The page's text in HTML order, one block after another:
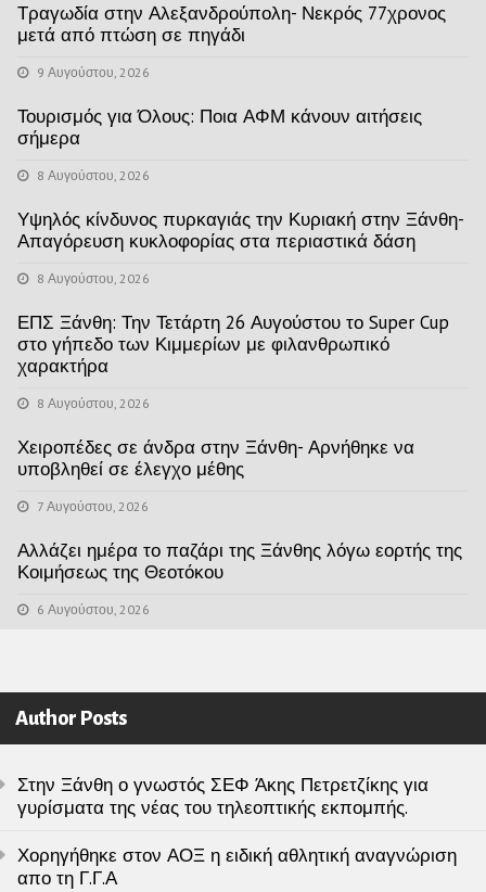
Τραγωδία στην Αλεξανδρούπολη- Νεκρός 77χρονος
μετά από πτώση σε πηγάδι
9 Αυγούστου, 2026
Τουρισμός για Όλους: Ποια ΑΦΜ κάνουν αιτήσεις
σήμερα
8 Αυγούστου, 2026
Υψηλός κίνδυνος πυρκαγιάς την Κυριακή στην Ξάνθη-
Απαγόρευση κυκλοφορίας στα περιαστικά δάση
8 Αυγούστου, 2026
ΕΠΣ Ξάνθη: Την Τετάρτη 26 Αυγούστου το Super Cup
στο γήπεδο των Κιμμερίων με φιλανθρωπικό
χαρακτήρα
8 Αυγούστου, 2026
Χειροπέδες σε άνδρα στην Ξάνθη- Αρνήθηκε να
υποβληθεί σε έλεγχο μέθης
7 Αυγούστου, 2026
Αλλάζει ημέρα το παζάρι της Ξάνθης λόγω εορτής της
Κοιμήσεως της Θεοτόκου
6 Αυγούστου, 2026
Author Posts
Στην Ξάνθη ο γνωστός ΣΕΦ Άκης Πετρετζίκης για
γυρίσματα της νέας του τηλεοπτικής εκπομπής.
Χορηγήθηκε στον ΑΟΞ η ειδική αθλητική αναγνώριση
απο τη Γ.Γ.Α